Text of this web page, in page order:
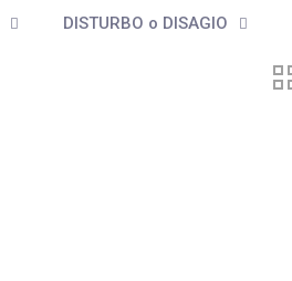
DISTURBO o DISAGIO